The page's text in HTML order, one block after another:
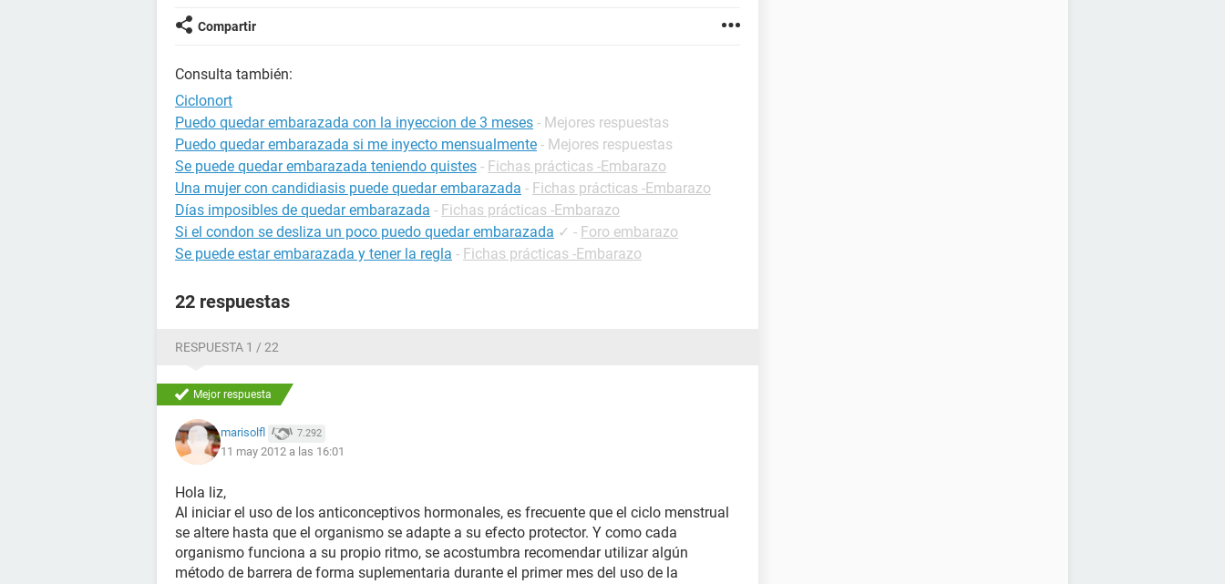
Compartir
Consulta también:
Ciclonort
Puedo quedar embarazada con la inyeccion de 3 meses - Mejores respuestas
Puedo quedar embarazada si me inyecto mensualmente - Mejores respuestas
Se puede quedar embarazada teniendo quistes - Fichas prácticas -Embarazo
Una mujer con candidiasis puede quedar embarazada - Fichas prácticas -Embarazo
Días imposibles de quedar embarazada - Fichas prácticas -Embarazo
Si el condon se desliza un poco puedo quedar embarazada ✓ - Foro embarazo
Se puede estar embarazada y tener la regla - Fichas prácticas -Embarazo
22 respuestas
RESPUESTA 1 / 22
Mejor respuesta
marisolfl 7.292
11 may 2012 a las 16:01
Hola liz,
Al iniciar el uso de los anticonceptivos hormonales, es frecuente que el ciclo menstrual
se altere hasta que el organismo se adapte a su efecto protector. Y como cada
organismo funciona a su propio ritmo, se acostumbra recomendar utilizar algún
método de barrera de forma suplementaria durante el primer mes del uso de la